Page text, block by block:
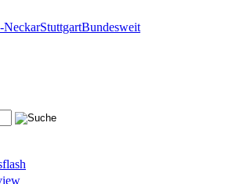
NeckarStuttgartBundesweit